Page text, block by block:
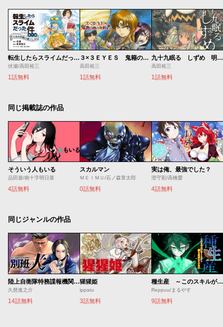
転生したらスライムだった件 番外編 とある休暇の過ごし方
伏瀬/高田裕三
1話無料
３×３ＥＹＥＳ 鬼籍の闇の契約者
高田裕三
1話無料
九十九眠る しずめ 明治十七年編
高田裕三
1話無料
同じ掲載誌の作品
そういう人もいる
品田遊/南十字明日菜
4話無料
スカルマン
ＭＥＩＭＵ/石ノ森章太郎
0話無料
実は俺、最強でした？
澄守彩/高橋愛
4話無料
同じジャンルの作品
陸上自衛隊特務諜報機関 別班の犬
久慈進之介
14話無料
猩猩姫
ippatu
3話無料
種生産 ～このスキルがチートだとまだ誰も気付いていない～
Reppuu/まるやす
9話無料